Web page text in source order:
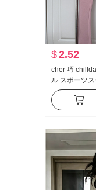
$2.52
cher 巧
ル スポーツ
ダー コート